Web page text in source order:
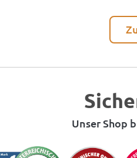
Unser Shop